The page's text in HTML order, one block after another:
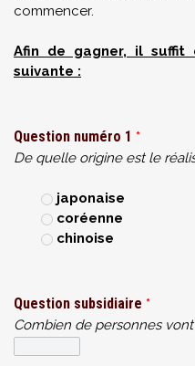
commencer.
Afin de gagner, il suffit
suivante :
Question numéro 1 *
De quelle origine est le
japonaise
coréenne
chinoise
Question subsidiaire *
Combien de personnes